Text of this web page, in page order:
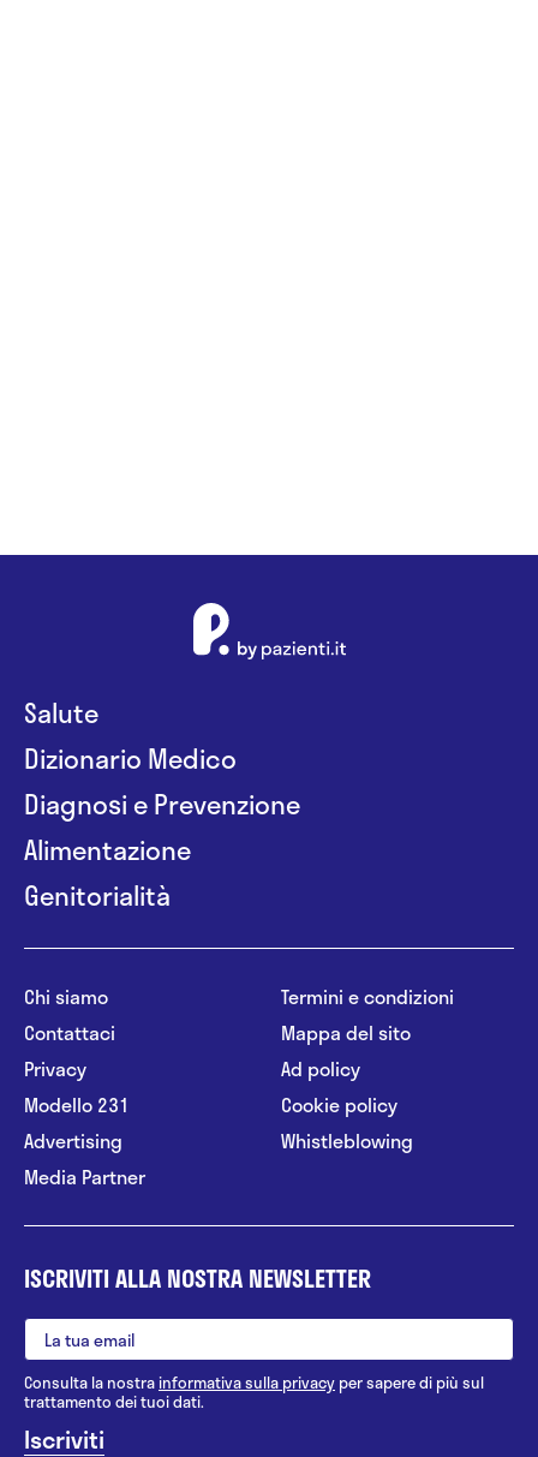
Salute
Dizionario Medico
Diagnosi e Prevenzione
Alimentazione
Genitorialità
Chi siamo
Contattaci
Privacy
Modello 231
Advertising
Media Partner
Termini e condizioni
Mappa del sito
Ad policy
Cookie policy
Whistleblowing
ISCRIVITI ALLA NOSTRA NEWSLETTER
Consulta la nostrainformativa sulla privacy per sapere di più sul
trattamento dei tuoi dati.